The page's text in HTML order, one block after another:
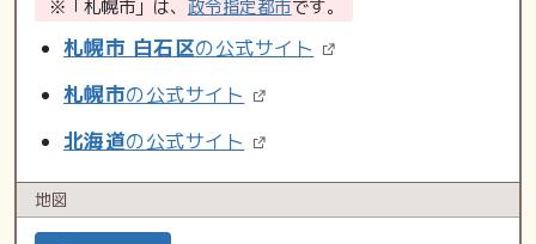
※「札幌市」は、 政令指定都市です。
札幌市 白石区の公式サイト
札幌市の公式サイト
北海道の公式サイト
地図